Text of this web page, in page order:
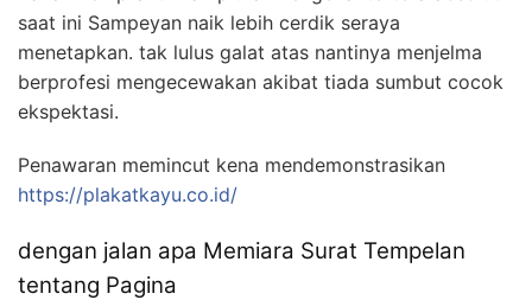
saat ini Sampeyan naik lebih cerdik seraya
menetapkan. tak lulus galat atas nantinya menjelma
berprofesi mengecewakan akibat tiada sumbut cocok
ekspektasi.
Penawaran memincut kena mendemonstrasikan
https://plakatkayu.co.id/
dengan jalan apa Memiara Surat Tempelan
tentang Pagina